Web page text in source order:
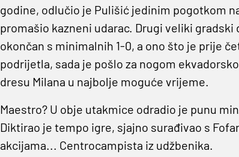
godine, odlučio je Pulišić jedinim pogotkom
promašio kazneni udarac. Drugi veliki
okončan s minimalnih 1-0, a ono što je prije
podrijetla, sada je pošlo za nogom
dresu Milana u najbolje moguće vrijeme.
Maestro? U obje utakmice odradio je punu
Diktirao je tempo igre, sjajno surađivao s
akcijama... Centrocampista iz udžbenika.